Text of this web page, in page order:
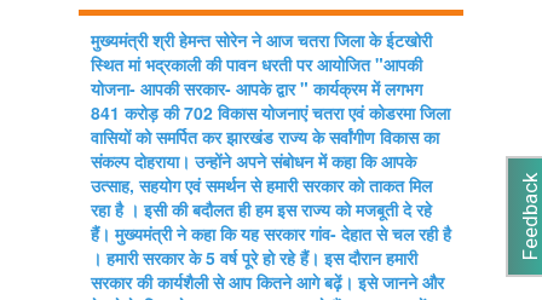
मुख्यमंत्री श्री हेमन्त सोरेन ने आज चतरा जिला के ईटखोरी
स्थित मां भद्रकाली की पावन धरती पर आयोजित "आपकी
योजना- आपकी सरकार- आपके द्वार " कार्यक्रम में लगभग
841 करोड़ की 702 विकास योजनाएं चतरा एवं कोडरमा जिला
वासियों को समर्पित कर झारखंड राज्य के सर्वांगीण विकास का
संकल्प दोहराया। उन्होंने अपने संबोधन में कहा कि आपके
उत्साह, सहयोग एवं समर्थन से हमारी सरकार को ताकत मिल
रहा है । इसी की बदौलत ही हम इस राज्य को मजबूती दे रहे
हैं। मुख्यमंत्री ने कहा कि यह सरकार गांव- देहात से चल रही है
। हमारी सरकार के 5 वर्ष पूरे हो रहे हैं। इस दौरान हमारी
सरकार की कार्यशैली से आप कितने आगे बढ़ें। इसे जानने और
Feedback